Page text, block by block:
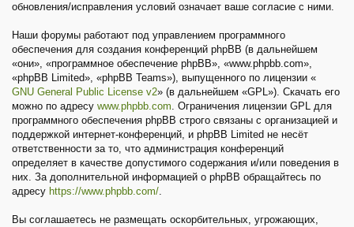
обновления/исправления условий означает ваше согласие с ними.
Наши форумы работают под управлением программного
обеспечения для создания конференций phpBB (в дальнейшем
«они», «программное обеспечение phpBB», «www.phpbb.com»,
«phpBB Limited», «phpBB Teams»), выпущенного по лицензии «
GNU General Public License v2» (в дальнейшем «GPL»). Скачать его
можно по адресу www.phpbb.com. Ограничения лицензии GPL для
программного обеспечения phpBB строго связаны с организацией и
поддержкой интернет-конференций, и phpBB Limited не несёт
ответственности за то, что администрация конференций
определяет в качестве допустимого содержания и/или поведения в
них. За дополнительной информацией о phpBB обращайтесь по
адресу https://www.phpbb.com/.
Вы соглашаетесь не размещать оскорбительных, угрожающих,